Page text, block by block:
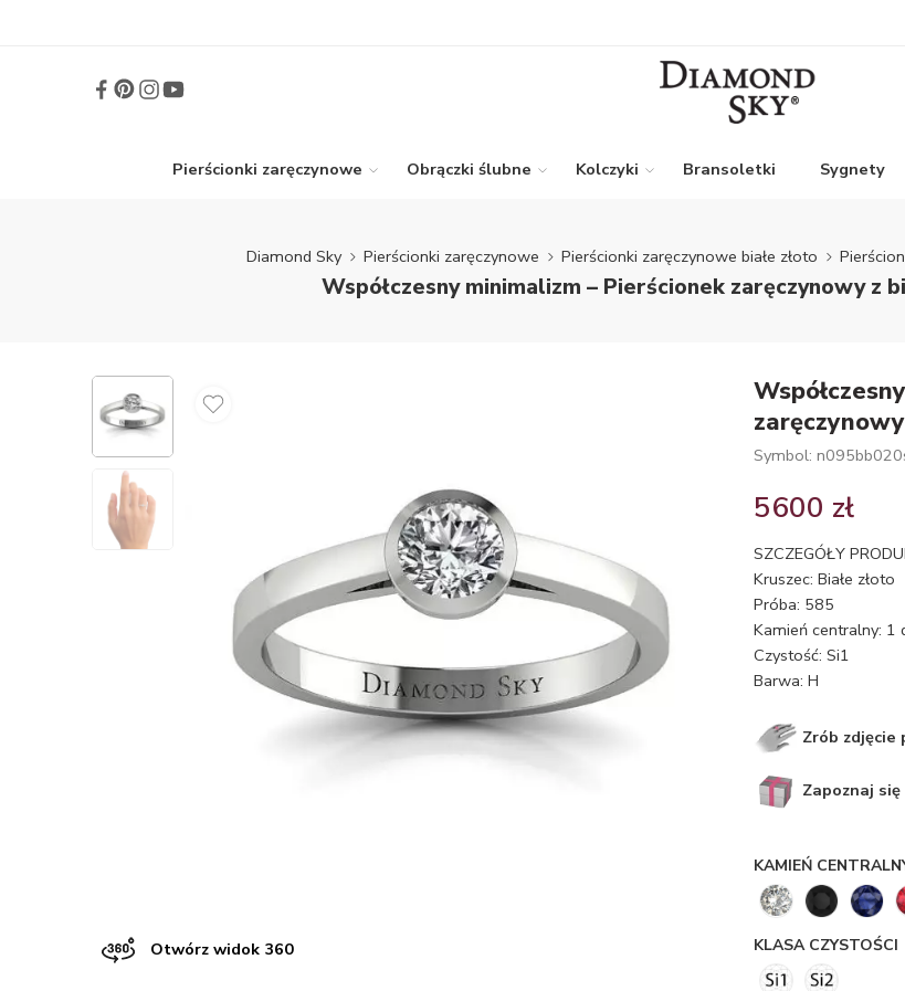
Pierścionki zaręczynowe Obrączki ślubne Kolczyki Bransoletki Sygnety
Diamond Sky Pierścionki zaręczynowe Pierścionki zaręczynowe białe złoto
Współczesny minimalizm – Pierścionek zaręczynowy z
Otwórz widok 360
Symbol:
5600 zł
SZCZEGÓŁY
Kruszec: Białe złoto
Próba: 585
Kamień centralny:
Czystość: Si1
Barwa: H
Zrób zdjęcie
Zapoznaj się
KAMIEŃ
KLASA CZYSTOŚCI